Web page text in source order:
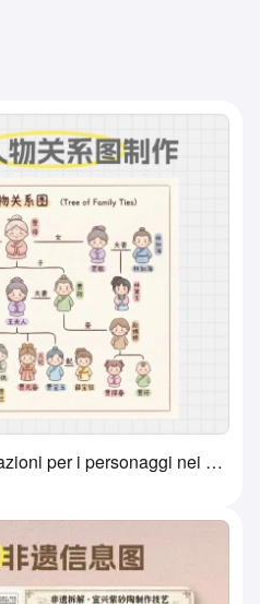
Come creare grafici di relazioni per i personaggi nei film, libri e libri di testo? Un metodo super pratico e semplice